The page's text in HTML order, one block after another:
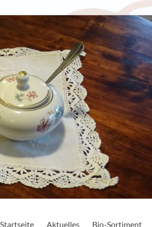
Startseite Aktuelles Bio-Sortiment